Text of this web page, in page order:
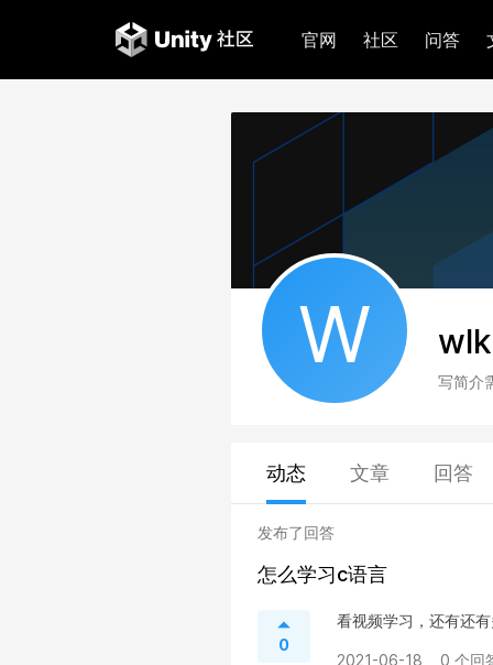
官网 社区 问答
W wlk
写简介
动态 文章 回答
发布了回答
怎么学习c语言
0
看视频学习，还有还
2021-06-18 0 个回